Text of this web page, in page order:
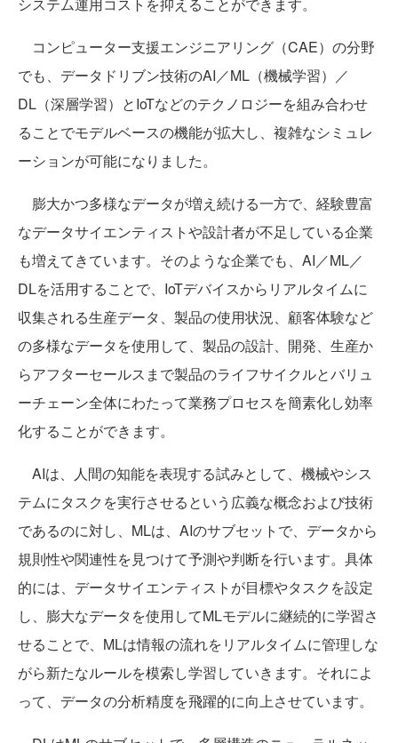
システム運用コストを抑えることができます。
コンピューター支援エンジニアリング（CAE）の分野
でも、データドリブン技術のAI／ML（機械学習）／
DL（深層学習）とIoTなどのテクノロジーを組み合わせ
ることでモデルベースの機能が拡大し、複雑なシミュレ
ーションが可能になりました。
膨大かつ多様なデータが増え続ける一方で、経験豊富
なデータサイエンティストや設計者が不足している企業
も増えてきています。そのような企業でも、AI／ML／
DLを活用することで、IoTデバイスからリアルタイムに
収集される生産データ、製品の使用状況、顧客体験など
の多様なデータを使用して、製品の設計、開発、生産か
らアフターセールスまで製品のライフサイクルとバリュ
ーチェーン全体にわたって業務プロセスを簡素化し効率
化することができます。
AIは、人間の知能を表現する試みとして、機械やシス
テムにタスクを実行させるという広義な概念および技術
であるのに対し、MLは、AIのサブセットで、データから
規則性や関連性を見つけて予測や判断を行います。具体
的には、データサイエンティストが目標やタスクを設定
し、膨大なデータを使用してMLモデルに継続的に学習さ
せることで、MLは情報の流れをリアルタイムに管理しな
がら新たなルールを模索し学習していきます。それによ
って、データの分析精度を飛躍的に向上させています。